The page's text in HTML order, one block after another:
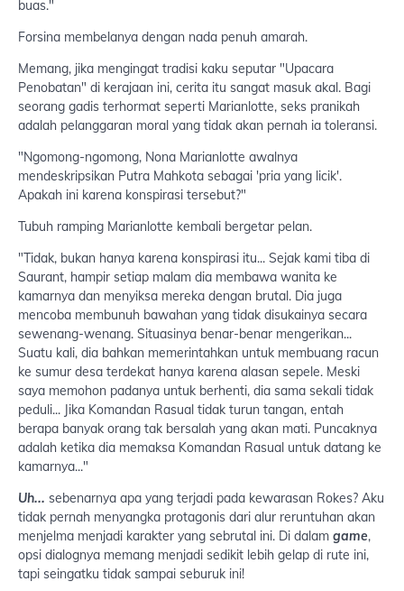
buas."
Forsina membelanya dengan nada penuh amarah.
Memang, jika mengingat tradisi kaku seputar "Upacara
Penobatan" di kerajaan ini, cerita itu sangat masuk akal. Bagi
seorang gadis terhormat seperti Marianlotte, seks pranikah
adalah pelanggaran moral yang tidak akan pernah ia toleransi.
"Ngomong-ngomong, Nona Marianlotte awalnya
mendeskripsikan Putra Mahkota sebagai 'pria yang licik'.
Apakah ini karena konspirasi tersebut?"
Tubuh ramping Marianlotte kembali bergetar pelan.
"Tidak, bukan hanya karena konspirasi itu... Sejak kami tiba di
Saurant, hampir setiap malam dia membawa wanita ke
kamarnya dan menyiksa mereka dengan brutal. Dia juga
mencoba membunuh bawahan yang tidak disukainya secara
sewenang-wenang. Situasinya benar-benar mengerikan...
Suatu kali, dia bahkan memerintahkan untuk membuang racun
ke sumur desa terdekat hanya karena alasan sepele. Meski
saya memohon padanya untuk berhenti, dia sama sekali tidak
peduli... Jika Komandan Rasual tidak turun tangan, entah
berapa banyak orang tak bersalah yang akan mati. Puncaknya
adalah ketika dia memaksa Komandan Rasual untuk datang ke
kamarnya..."
Uh... sebenarnya apa yang terjadi pada kewarasan Rokes? Aku
tidak pernah menyangka protagonis dari alur reruntuhan akan
menjelma menjadi karakter yang sebrutal ini. Di dalam game,
opsi dialognya memang menjadi sedikit lebih gelap di rute ini,
tapi seingatku tidak sampai seburuk ini!